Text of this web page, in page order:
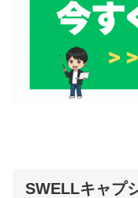
SWELLキャプ